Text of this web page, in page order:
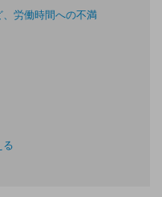
労働時間への不満
る